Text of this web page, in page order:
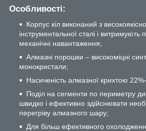
Особливості:
Корпус кіл виконаний з
інструментальної сталі і витримують
механічні навантаження;
Алмазні порошки – високоміцні
монокристали;
Насиченість алмазної крихтою
Поділ на сегменти по периметру
швидко і ефективно здійснювати
перегріву алмазного шару;
Для більш ефективного